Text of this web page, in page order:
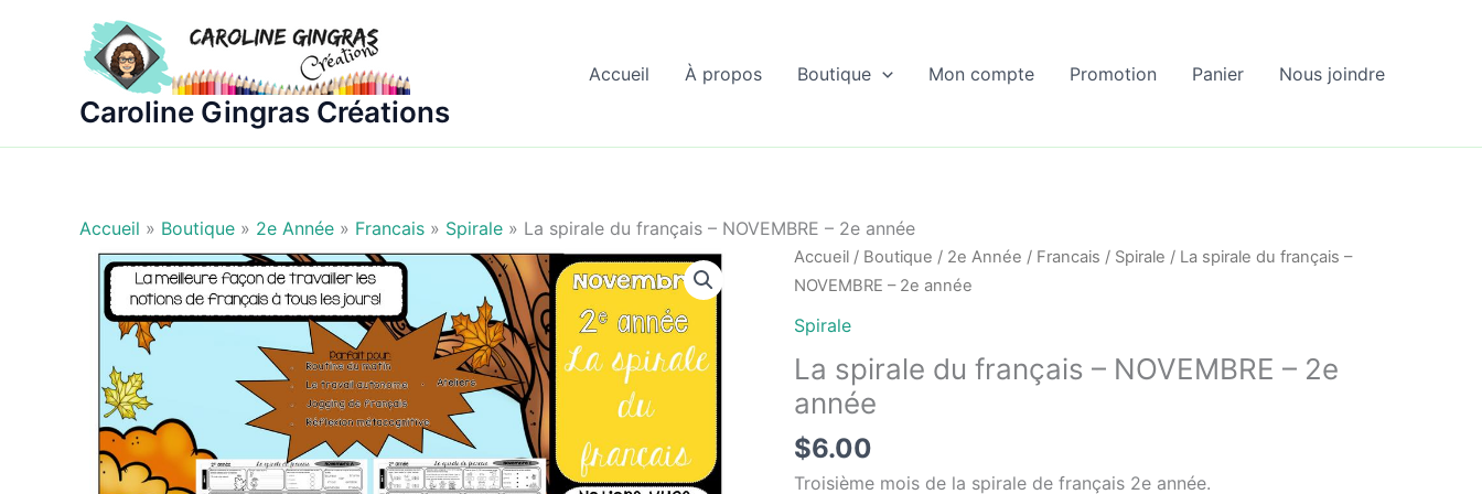
Caroline Gingras Créations
Accueil À propos Boutique Mon compte Promotion Panier Nous joindre
Accueil » Boutique » 2e Année » Francais » Spirale » La spirale du français – NOVEMBRE – 2e année
Accueil / Boutique / 2e Année / Francais / Spirale / La spirale du français –
NOVEMBRE – 2e année
Spirale
La spirale du français – NOVEMBRE – 2e
année
$6.00
Troisième mois de la spirale de français 2e année.